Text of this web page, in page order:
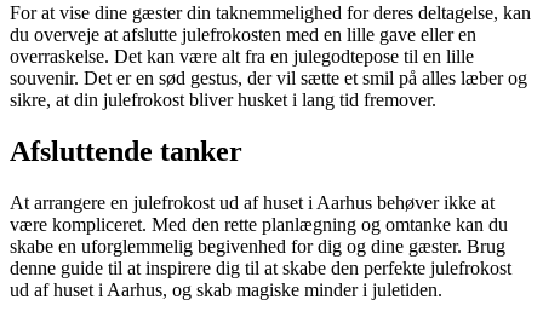
For at vise dine gæster din taknemmelighed for deres deltagelse, kan
du overveje at afslutte julefrokosten med en lille gave eller en
overraskelse. Det kan være alt fra en julegodtepose til en lille
souvenir. Det er en sød gestus, der vil sætte et smil på alles læber og
sikre, at din julefrokost bliver husket i lang tid fremover.
Afsluttende tanker
At arrangere en julefrokost ud af huset i Aarhus behøver ikke at
være kompliceret. Med den rette planlægning og omtanke kan du
skabe en uforglemmelig begivenhed for dig og dine gæster. Brug
denne guide til at inspirere dig til at skabe den perfekte julefrokost
ud af huset i Aarhus, og skab magiske minder i juletiden.